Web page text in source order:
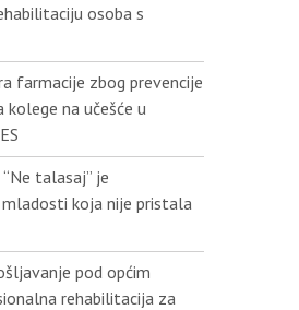
osoba s
farmacije zbog prevencije
na učešće u
talasaj” je
koja nije pristala
pod općim
rehabilitacija za